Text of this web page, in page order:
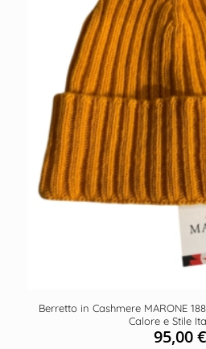
Berretto in Cashmere MARONE
Calore e Stile
95,00€